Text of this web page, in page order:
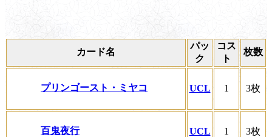
カード名
パッ
ク
コス
ト
枚数
プリンゴースト・ミヤコ UCL 1 3枚
百鬼夜行 UCL 1 3枚